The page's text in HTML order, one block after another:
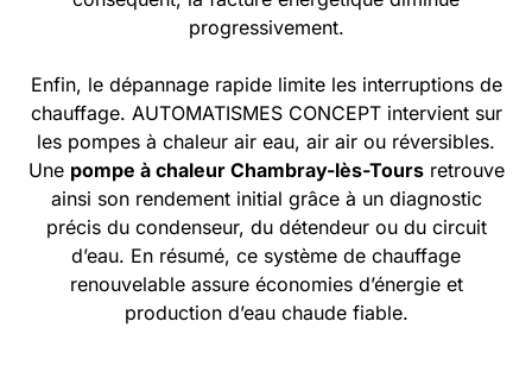
progressivement.
Enfin, le dépannage rapide limite les interruptions de
chauffage. AUTOMATISMES CONCEPT intervient sur
les pompes à chaleur air eau, air air ou réversibles.
Une pompe à chaleur Chambray-lès-Toursretrouve
ainsi son rendement initial grâce à un diagnostic
précis du condenseur, du détendeur ou du circuit
d’eau. En résumé, ce système de chauffage
renouvelable assure économies d’énergie et
production d’eau chaude fiable.